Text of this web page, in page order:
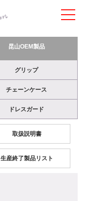
昆山OEM製品
グリップ
チェーンケース
ドレスガード
取扱説明書
生産終了製品リスト